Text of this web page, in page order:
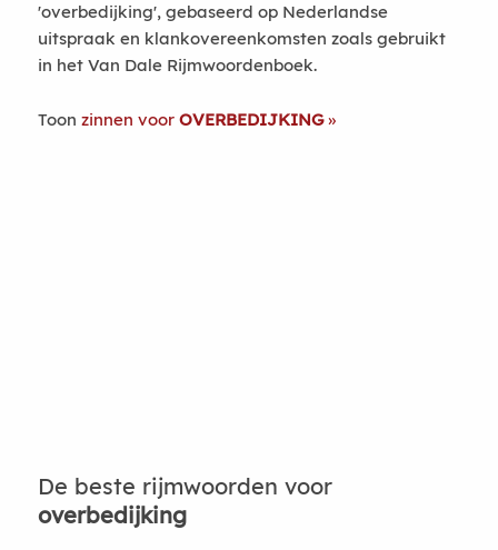
'overbedijking', gebaseerd op Nederlandse
uitspraak en klankovereenkomsten zoals gebruikt
in het Van Dale Rijmwoordenboek.
Toon zinnen voor OVERBEDIJKING
De beste rijmwoorden voor
overbedijking